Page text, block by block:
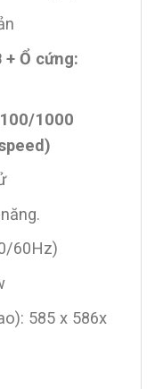
+ Ổ cứng:
1000
60Hz)
585 x 586x